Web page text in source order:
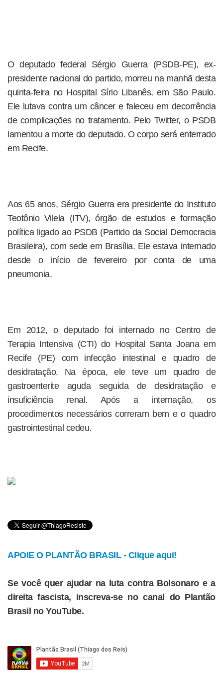
O deputado federal Sérgio Guerra (PSDB-PE), ex-
presidente nacional do partido, morreu na manhã desta
quinta-feira no Hospital Sírio Libanês, em São Paulo.
Ele lutava contra um câncer e faleceu em decorrência
de complicações no tratamento. Pelo Twitter, o PSDB
lamentou a morte do deputado. O corpo será enterrado
em Recife.
Aos 65 anos, Sérgio Guerra era presidente do Instituto
Teotônio Vilela (ITV), órgão de estudos e formação
política ligado ao PSDB (Partido da Social Democracia
Brasileira), com sede em Brasília. Ele estava internado
desde o início de fevereiro por conta de uma
pneumonia.
Em 2012, o deputado foi internado no Centro de
Terapia Intensiva (CTI) do Hospital Santa Joana em
Recife (PE) com infecção intestinal e quadro de
desidratação. Na época, ele teve um quadro de
gastroenterite aguda seguida de desidratação e
insuficiência renal. Após a internação, os
procedimentos necessários correram bem e o quadro
gastrointestinal cedeu.
APOIE O PLANTÃO BRASIL - Clique aqui!
Se você quer ajudar na luta contra Bolsonaro e a
direita fascista, inscreva-se no canal do Plantão
Brasil no YouTube.